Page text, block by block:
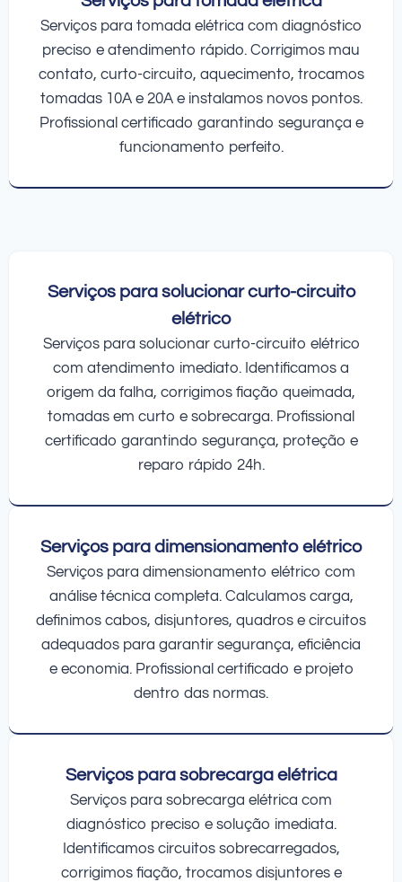
Serviços para tomada elétrica com diagnóstico
preciso e atendimento rápido. Corrigimos mau
contato, curto-circuito, aquecimento, trocamos
tomadas 10A e 20A e instalamos novos pontos.
Profissional certificado garantindo segurança e
funcionamento perfeito.
Serviços para solucionar curto-circuito
elétrico
Serviços para solucionar curto-circuito elétrico
com atendimento imediato. Identificamos a
origem da falha, corrigimos fiação queimada,
tomadas em curto e sobrecarga. Profissional
certificado garantindo segurança, proteção e
reparo rápido 24h.
Serviços para dimensionamento elétrico
Serviços para dimensionamento elétrico com
análise técnica completa. Calculamos carga,
definimos cabos, disjuntores, quadros e circuitos
adequados para garantir segurança, eficiência
e economia. Profissional certificado e projeto
dentro das normas.
Serviços para sobrecarga elétrica
Serviços para sobrecarga elétrica com
diagnóstico preciso e solução imediata.
Identificamos circuitos sobrecarregados,
corrigimos fiação, trocamos disjuntores e